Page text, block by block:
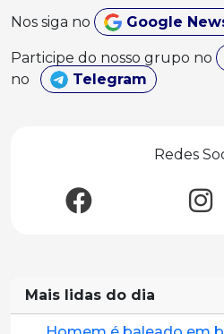
Nos siga no Google
Participe do nosso grupo no
no
Telegram
Redes
Mais lidas do dia